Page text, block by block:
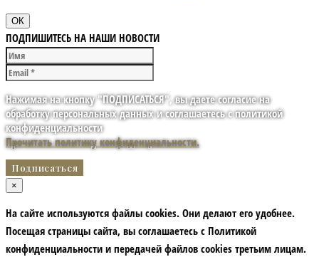
ОК
ПОДПИШИТЕСЬ НА НАШИ НОВОСТИ
Нажимая на кнопку "ПОДПИСАТЬСЯ", вы даете согласие на
обработку персональных данных и соглашаетесь с политикой
конфиденциальности
Прочитать политику конфиденциальности.
×
На сайте используются файлы cookies. Они делают его удобнее.
Посещая страницы сайта, вы соглашаетесь с Политикой
конфиденциальности и передачей файлов cookies третьим лицам.